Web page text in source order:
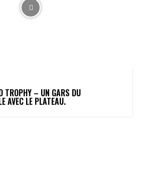
– UN GARS DU
AVEC LE PLATEAU.